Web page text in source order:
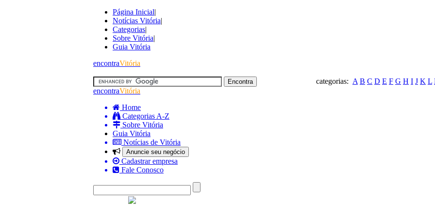
Página Inicial|
Notícias Vitória|
Categorias|
Sobre Vitória|
Guia Vitória
encontraVitória
categorias: A B C D E F G H I J K L
encontraVitória
Home
Categorias A-Z
Sobre Vitória
Guia Vitória
Notícias de Vitória
Anuncie seu negócio
Cadastrar empresa
Fale Conosco